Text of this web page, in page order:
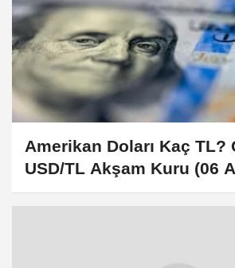
Amerikan Doları Kaç TL?
USD/TL Akşam Kuru (06
2026)